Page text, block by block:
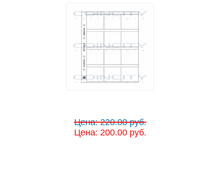
Цена: 220.00 руб.
Цена: 200.00 руб.